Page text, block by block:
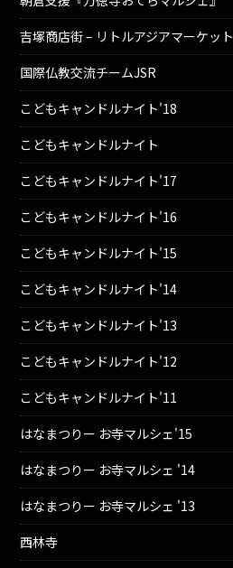
吉塚商店街 – リトルアジアマーケット
国際仏教交流チームJSR
こどもキャンドルナイト'18
こどもキャンドルナイト
こどもキャンドルナイト'17
こどもキャンドルナイト'16
こどもキャンドルナイト'15
こどもキャンドルナイト'14
こどもキャンドルナイト'13
こどもキャンドルナイト'12
こどもキャンドルナイト'11
はなまつりー お寺マルシェ'15
はなまつりー お寺マルシェ '14
はなまつりー お寺マルシェ '13
西林寺